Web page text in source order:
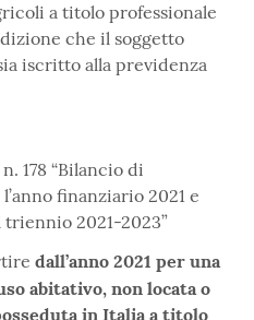
a titolo professionale
che il soggetto
iscritto alla previdenza
178 “Bilancio di
finanziario 2021 e
2021-2023”
dall’anno 2021 per una
abitativo, non locata o
in Italia a titolo